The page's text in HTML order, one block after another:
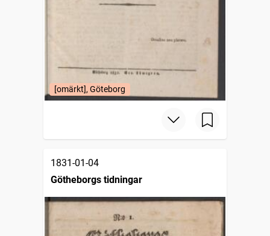
[omärkt], Göteborg
1831-01-04
Götheborgs tidningar